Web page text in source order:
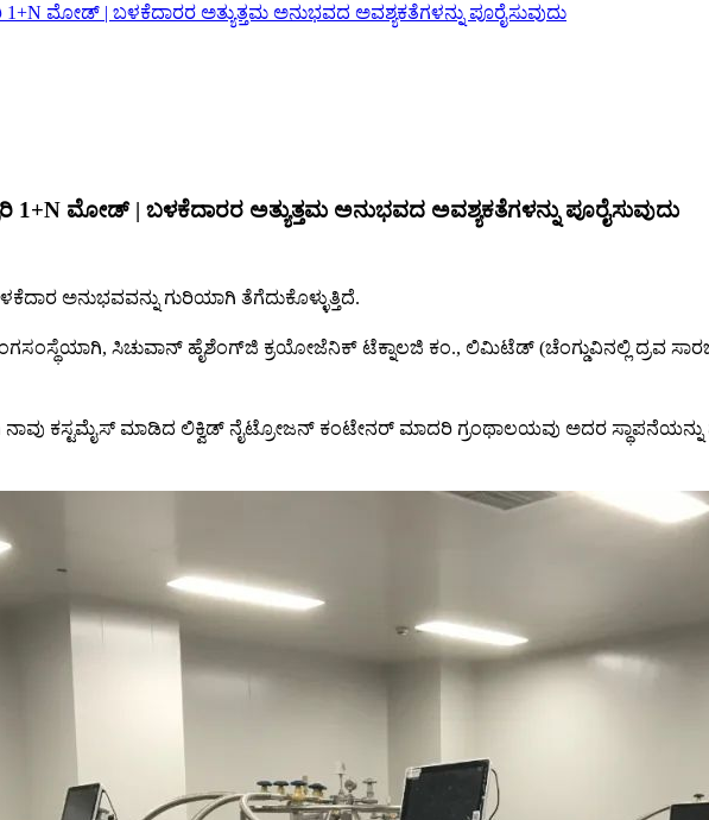
ಮೋಡ್ | ಬಳಕೆದಾರರ ಅತ್ಯುತ್ತಮ ಅನುಭವದ ಅವಶ್ಯಕತೆಗಳನ್ನು ಪೂರೈಸುವುದು
ಮೋಡ್ | ಬಳಕೆದಾರರ ಅತ್ಯುತ್ತಮ ಅನುಭವದ ಅವಶ್ಯಕತೆಗಳನ್ನು ಪೂರೈಸುವುದು
ಅನುಭವವನ್ನು ಗುರಿಯಾಗಿ ತೆಗೆದುಕೊಳ್ಳುತ್ತಿದೆ.
ಸಿಚುವಾನ್ ಹೈಶೆಂಗ್‌ಜಿ ಕ್ರಯೋಜೆನಿಕ್ ಟೆಕ್ನಾಲಜಿ ಕಂ., ಲಿಮಿಟೆಡ್ (ಚೆಂಗ್ಡುವಿನಲ್ಲಿ ದ್ರವ
ನಾವು ಕಸ್ಟಮೈಸ್ ಮಾಡಿದ ಲಿಕ್ವಿಡ್ ನೈಟ್ರೋಜನ್ ಕಂಟೇನರ್ ಮಾದರಿ ಗ್ರಂಥಾಲಯವು ಅದರ